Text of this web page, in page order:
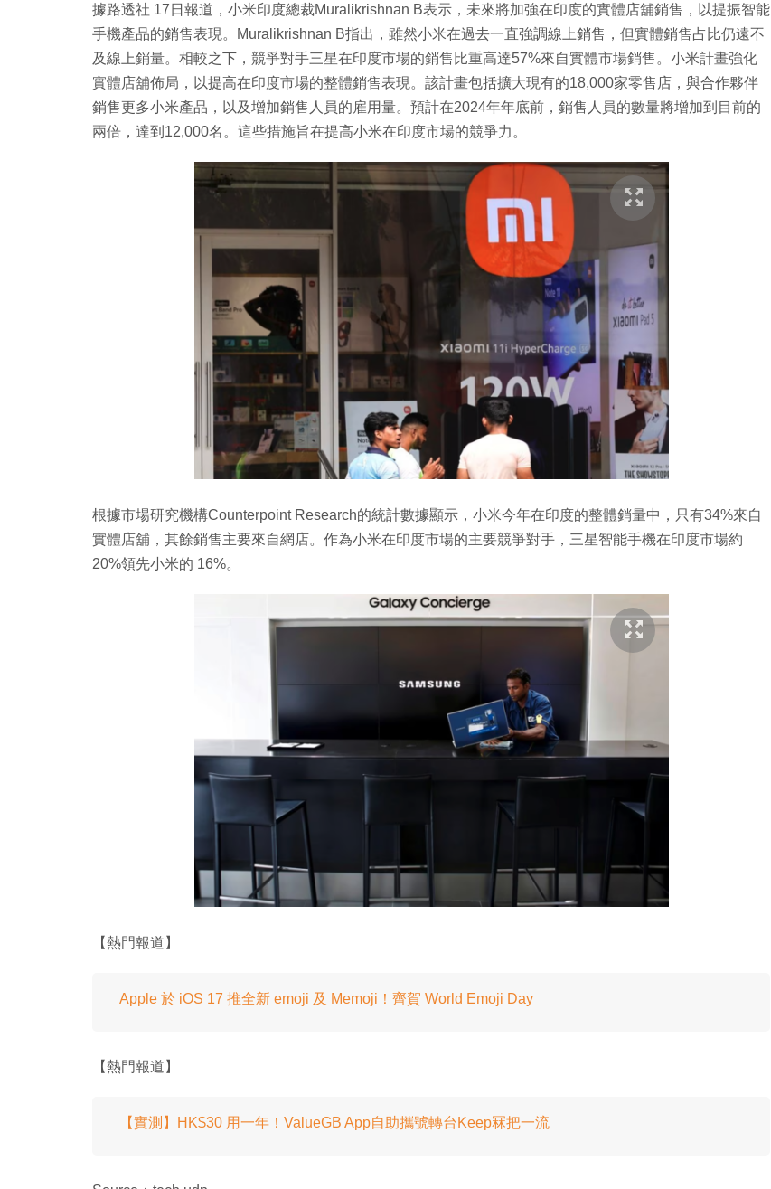
據路透社 17日報道，小米印度總裁Muralikrishnan B表示，未來將加強在印度的實體店舖銷售，以提振智能
手機產品的銷售表現。Muralikrishnan B指出，雖然小米在過去一直強調線上銷售，但實體銷售占比仍遠不
及線上銷量。相較之下，競爭對手三星在印度市場的銷售比重高達57%來自實體市場銷售。小米計畫強化
實體店舖佈局，以提高在印度市場的整體銷售表現。該計畫包括擴大現有的18,000家零售店，與合作夥伴
銷售更多小米產品，以及增加銷售人員的雇用量。預計在2024年年底前，銷售人員的數量將增加到目前的
兩倍，達到12,000名。這些措施旨在提高小米在印度市場的競爭力。
根據市場研究機構Counterpoint Research的統計數據顯示，小米今年在印度的整體銷量中，只有34%來自
實體店舖，其餘銷售主要來自網店。作為小米在印度市場的主要競爭對手，三星智能手機在印度市場約
20%領先小米的 16%。
【熱門報道】
Apple 於 iOS 17 推全新 emoji 及 Memoji！齊賀 World Emoji Day
【熱門報道】
【實測】HK$30 用一年！ValueGB App自助攜號轉台Keep冧把一流